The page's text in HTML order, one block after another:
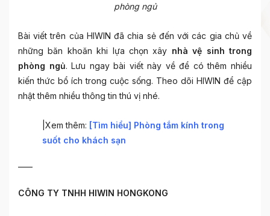
phòng ngủ
Bài viết trên của HIWIN đã chia sẻ đến với các gia chủ về
những băn khoăn khi lựa chọn xây nhà vệ sinh trong
phòng ngủ. Lưu ngay bài viết này về để có thêm nhiều
kiến thức bổ ích trong cuộc sống. Theo dõi HIWIN để cập
nhật thêm nhiều thông tin thú vị nhé.
|Xem thêm: [Tìm hiểu] Phòng tắm kính trong
suốt cho khách sạn
CÔNG TY TNHH HIWIN HONGKONG